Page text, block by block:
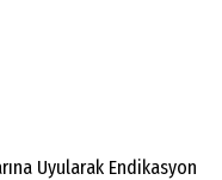
Uyularak Endikasyon